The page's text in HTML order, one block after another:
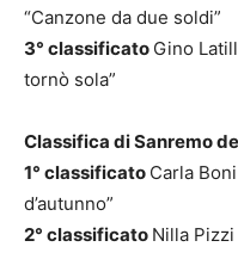
“Canzone da due soldi”
3° classificato Gino
tornò sola”
Classifica di Sanremo
1° classificato Carla
d’autunno”
2° classificato Nilla Pizzi